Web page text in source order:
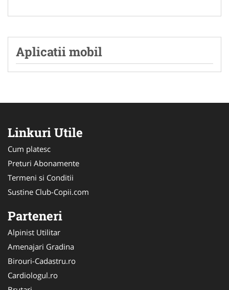
Aplicatii mobil
Linkuri Utile
Cum platesc
Preturi Abonamente
Termeni si Conditii
Sustine Club-Copii.com
Parteneri
Alpinist Utilitar
Amenajari Gradina
Birouri-Cadastru.ro
Cardiologul.ro